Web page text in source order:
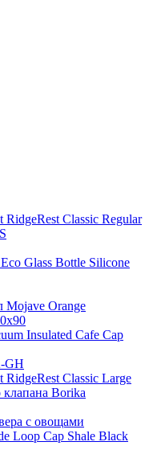
Classic Regular
Glass Bottle Silicone
Mojave Orange
Insulated Cafe Cap
GH
RidgeRest Classic Large
Borika
с овощами
Loop Cap Shale Black